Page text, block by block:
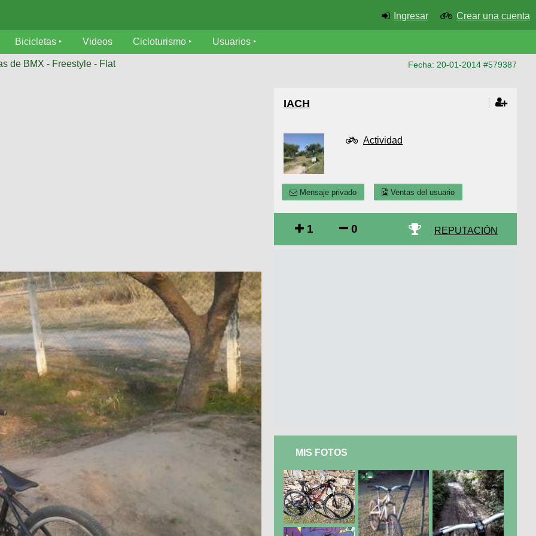
Ingresar Crear una cuenta
Bicicletas Videos Cicloturismo Usuarios
de BMX - Freestyle - Flat Fecha: 20-01-2014 #579387
IACH
Actividad
Mensaje privado Ventas del usuario
1 0 REPUTACIÓN
MIS FOTOS